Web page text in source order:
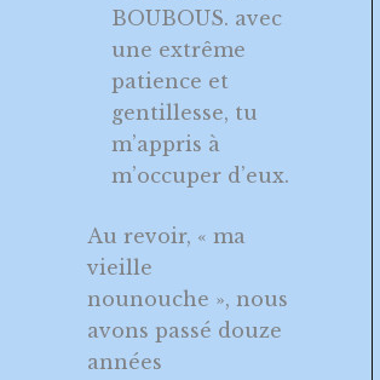
BOUBOUS. avec
une extrême
patience et
gentillesse, tu
m’appris à
m’occuper d’eux.
Au revoir, « ma
vieille
nounouche », nous
avons passé douze
années